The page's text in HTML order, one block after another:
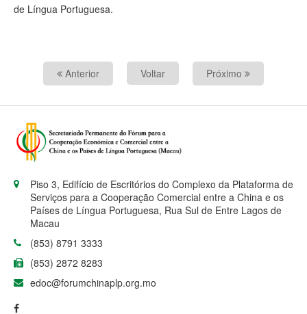
de Língua Portuguesa.
Anterior Voltar Próximo
Piso 3, Edifício de Escritórios do Complexo da Plataforma de
Serviços para a Cooperação Comercial entre a China e os
Países de Língua Portuguesa, Rua Sul de Entre Lagos de
Macau
(853) 8791 3333
(853) 2872 8283
edoc@forumchinaplp.org.mo